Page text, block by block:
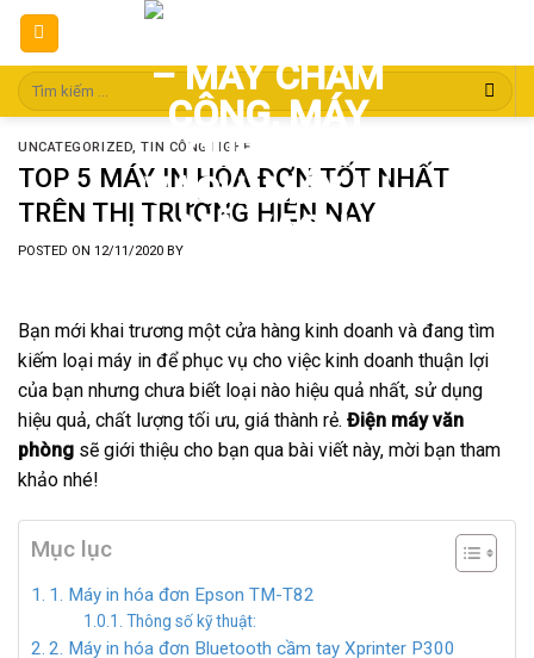
Skip
content
Tìm
kiếm:
UNCATEGORIZED,TIN CÔNG NGHỆ
TOP 5 MÁY IN HÓA ĐƠN TỐT NHẤT
TRÊN THỊ TRƯỜNG HIỆN NAY
POSTED ON 12/11/2020 BY
Bạn mới khai trương một cửa hàng kinh doanh và đang tìm
kiếm loại máy in để phục vụ cho việc kinh doanh thuận lợi
của bạn nhưng chưa biết loại nào hiệu quả nhất, sử dụng
hiệu quả, chất lượng tối ưu, giá thành rẻ. Điện máy văn
phòng sẽ giới thiệu cho bạn qua bài viết này, mời bạn tham
khảo nhé!
Mục lục
1. Máy in hóa đơn Epson TM-T82
Thông số kỹ thuật:
2. Máy in hóa đơn Bluetooth cầm tay Xprinter P300